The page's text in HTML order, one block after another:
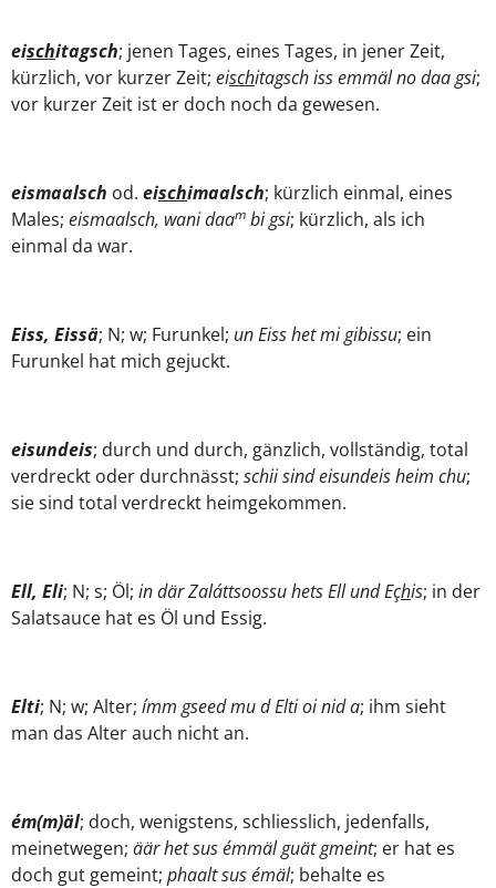
eischitagsch; jenen Tages, eines Tages, in jener Zeit,
kürzlich, vor kurzer Zeit; eischitagsch iss emmäl no daa gsi;
vor kurzer Zeit ist er doch noch da gewesen.
eismaalsch od. eischimaalsch; kürzlich einmal, eines
Males; eismaalsch, wani daam bi gsi; kürzlich, als ich
einmal da war.
Eiss, Eissä; N; w; Furunkel; un Eiss het mi gibissu; ein
Furunkel hat mich gejuckt.
eisundeis; durch und durch, gänzlich, vollständig, total
verdreckt oder durchnässt; schii sind eisundeis heim chu;
sie sind total verdreckt heimgekommen.
Ell, Eli; N; s; Öl; in där Zaláttsoossu hets Ell und Eçhis; in der
Salatsauce hat es Öl und Essig.
Elti; N; w; Alter; ímm gseed mu d Elti oi nid a; ihm sieht
man das Alter auch nicht an.
ém(m)äl; doch, wenigstens, schliesslich, jedenfalls,
meinetwegen; äär het sus émmäl guät gmeint; er hat es
doch gut gemeint; phaalt sus émäl; behalte es